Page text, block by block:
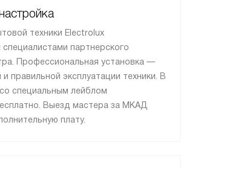
техники Electrolux
партнерского
Профессиональная установка —
правильной эксплуатации техники. В
специальным лейблом
Выезд мастера за МКАД
плату.